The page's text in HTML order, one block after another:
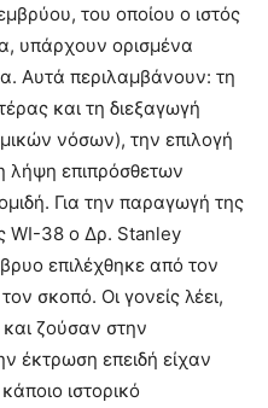
του οποίου ο ιστός
υπάρχουν ορισμένα
Αυτά περιλαμβάνουν: τη
και τη διεξαγωγή
νόσων), την επιλογή
λήψη επιπρόσθετων
Για την παραγωγή της
WI-38 ο Δρ. Stanley
επιλέχθηκε από τον
σκοπό. Οι γονείς λέει,
ζούσαν στην
έκτρωση επειδή είχαν
ιστορικό